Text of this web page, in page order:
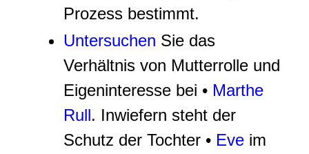
Prozess bestimmt.
Untersuchen Sie das
Verhältnis von Mutterrolle und
Eigeninteresse bei • Marthe
Rull. Inwiefern steht der
Schutz der Tochter • Eve im